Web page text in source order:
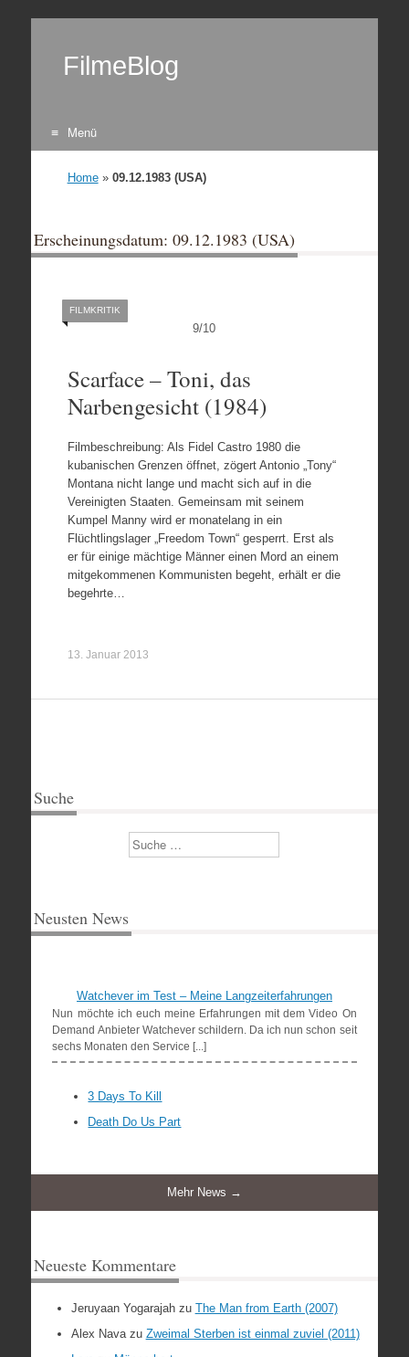
FilmeBlog
Menü
Home» 09.12.1983 (USA)
Erscheinungsdatum: 09.12.1983 (USA)
9/10
FILMKRITIK
Scarface – Toni, das
Narbengesicht (1984)
Filmbeschreibung: Als Fidel Castro 1980 die
kubanischen Grenzen öffnet, zögert Antonio „Tony“
Montana nicht lange und macht sich auf in die
Vereinigten Staaten. Gemeinsam mit seinem
Kumpel Manny wird er monatelang in ein
Flüchtlingslager „Freedom Town“ gesperrt. Erst als
er für einige mächtige Männer einen Mord an einem
mitgekommenen Kommunisten begeht, erhält er die
begehrte…
13. Januar 2013
Suche
Suchen
Neusten News
Watchever im Test – Meine Langzeiterfahrungen
Nun möchte ich euch meine Erfahrungen mit dem Video On
Demand Anbieter Watchever schildern. Da ich nun schon seit
sechs Monaten den Service [...]
3 Days To Kill
Death Do Us Part
Mehr News →
Neueste Kommentare
Jeruyaan Yogarajahzu The Man from Earth (2007)
Alex Navazu Zweimal Sterben ist einmal zuviel (2011)